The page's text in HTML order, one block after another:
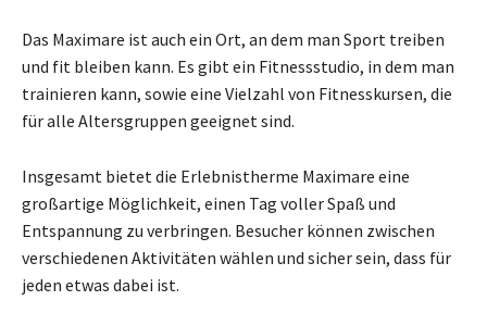
Das Maximare ist auch ein Ort, an dem man Sport treiben
und fit bleiben kann. Es gibt ein Fitnessstudio, in dem man
trainieren kann, sowie eine Vielzahl von Fitnesskursen, die
für alle Altersgruppen geeignet sind.
Insgesamt bietet die Erlebnistherme Maximare eine
großartige Möglichkeit, einen Tag voller Spaß und
Entspannung zu verbringen. Besucher können zwischen
verschiedenen Aktivitäten wählen und sicher sein, dass für
jeden etwas dabei ist.